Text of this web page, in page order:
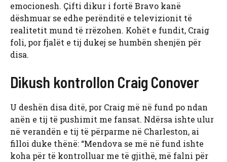
emocionesh. Çifti dikur i fortë Bravo kanë
dëshmuar se edhe perënditë e televizionit të
realitetit mund të rrëzohen. Kohët e fundit, Craig
foli, por fjalët e tij dukej se humbën shenjën për
disa.
Dikush kontrollon Craig Conover
U deshën disa ditë, por Craig më në fund po ndan
anën e tij të pushimit me fansat. Ndërsa ishte ulur
në verandën e tij të përparme në Charleston, ai
filloi duke thënë: “Mendova se më në fund ishte
koha për të kontrolluar me të gjithë, më falni për